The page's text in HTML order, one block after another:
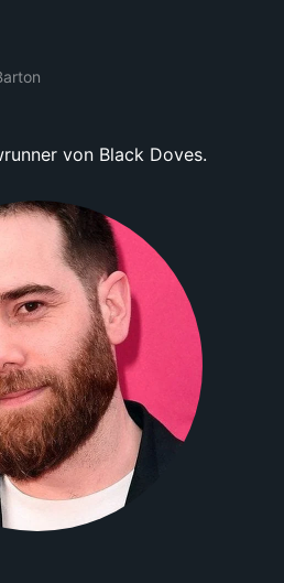
von Black Doves.